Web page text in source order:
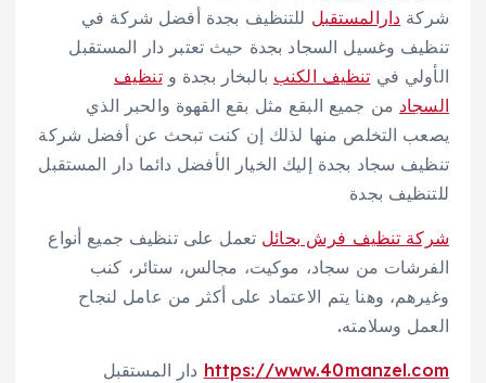
شركة دارالمستقبل للتنظيف بجدة أفضل شركة في
تنظيف وغسيل السجاد بجدة حيث تعتبر دار المستقبل
الأولي في تنظيف الكنب بالبخار بجدة وتنظيف
السجاد من جميع البقع مثل بقع القهوة والحبر الذي
يصعب التخلص منها لذلك إن كنت تبحث عن أفضل شركة
تنظيف سجاد بجدة إليك الخيار الأفضل دائما دار المستقبل
للتنظيف بجدة
شركة تنظيف فرش بحائل تعمل على تنظيف جميع أنواع
الفرشات من سجاد، موكيت، مجالس، ستائر، كنب
وغيرهم، وهنا يتم الاعتماد على أكثر من عامل لنجاح
العمل وسلامته.
https://www.40manzel.com دار المستقبل